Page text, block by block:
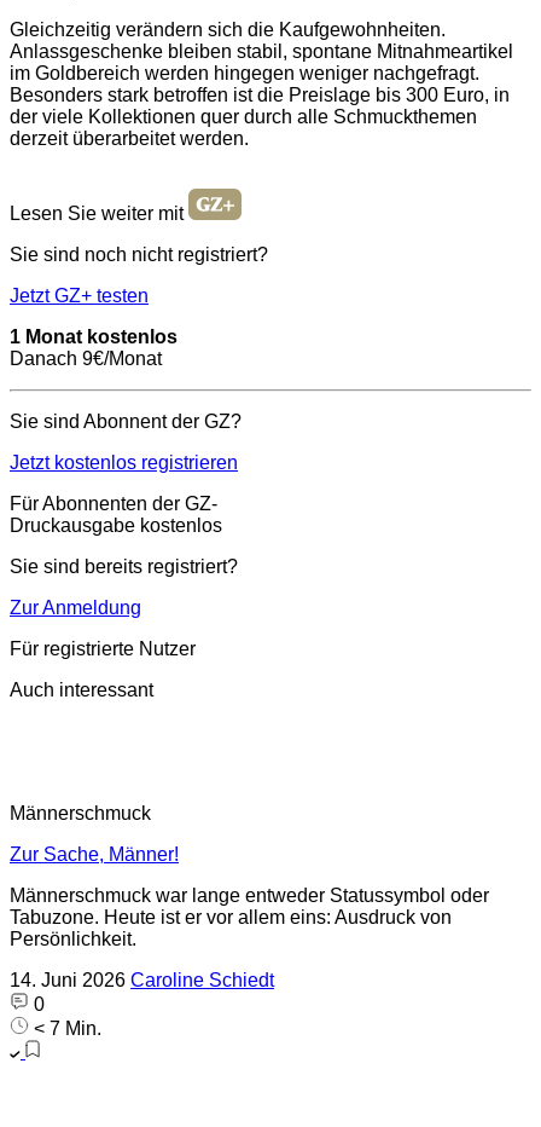
Gleichzeitig verändern sich die Kaufgewohnheiten.
Anlassgeschenke bleiben stabil, spontane Mitnahmeartikel
im Goldbereich werden hingegen weniger nachgefragt.
Besonders stark betroffen ist die Preislage bis 300 Euro, in
der viele Kollektionen quer durch alle Schmuckthemen
derzeit überarbeitet werden.
Lesen Sie weiter mit
Sie sind noch nicht registriert?
Jetzt GZ+ testen
1 Monat kostenlos
Danach 9€/Monat
Sie sind Abonnent der GZ?
Jetzt kostenlos registrieren
Für Abonnenten der GZ-
Druckausgabe kostenlos
Sie sind bereits registriert?
Zur Anmeldung
Für registrierte Nutzer
Auch interessant
Männerschmuck
Zur Sache, Männer!
Männerschmuck war lange entweder Statussymbol oder
Tabuzone. Heute ist er vor allem eins: Ausdruck von
Persönlichkeit.
14. Juni 2026 Caroline Schiedt
0
< 7 Min.